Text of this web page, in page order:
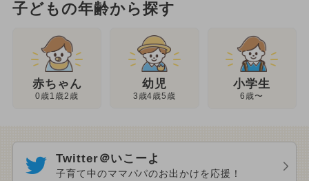
子どもの年齢から探す
赤ちゃん
0歳1歳2歳
幼児
3歳4歳5歳
小学生
6歳〜
Twitter＠いこーよ
子育て中のママパパのお出かけを応援！